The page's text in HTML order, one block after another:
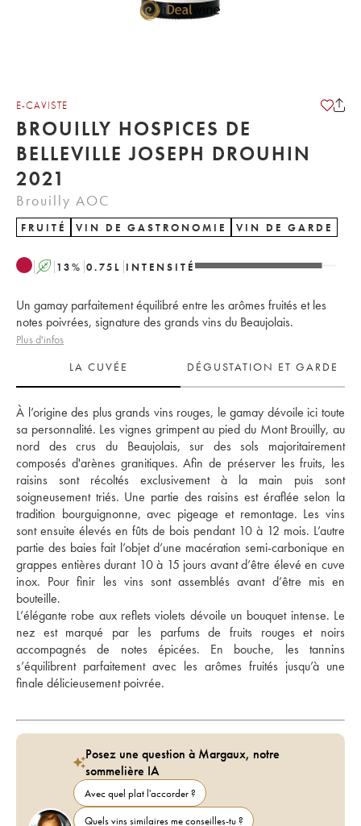
E-CAVISTE
BROUILLY HOSPICES DE
BELLEVILLE JOSEPH DROUHIN
2021
Brouilly AOC
FRUITÉ VIN DE GASTRONOMIE VIN DE GARDE
A 13% 0.75 L INTENSITÉ
Un gamay parfaitement équilibré entre les arômes fruités et les
notes poivrées, signature des grands vins du Beaujolais.
Plus d'infos
LA CUVÉE
DÉGUSTATION ET GARDE
À l’origine des plus grands vins rouges, le gamay dévoile ici toute
sa personnalité. Les vignes grimpent au pied du Mont Brouilly, au
nord des crus du Beaujolais, sur des sols majoritairement
composés d'arènes granitiques. Afin de préserver les fruits, les
raisins sont récoltés exclusivement à la main puis sont
soigneusement triés. Une partie des raisins est éraflée selon la
tradition bourguignonne, avec pigeage et remontage. Les vins
sont ensuite élevés en fûts de bois pendant 10 à 12 mois. L’autre
partie des baies fait l’objet d’une macération semi-carbonique en
grappes entières durant 10 à 15 jours avant d’être élevé en cuve
inox. Pour finir les vins sont assemblés avant d’être mis en
bouteille.
L’élégante robe aux reflets violets dévoile un bouquet intense. Le
nez est marqué par les parfums de fruits rouges et noirs
accompagnés de notes épicées. En bouche, les tannins
s’équilibrent parfaitement avec les arômes fruités jusqu’à une
finale délicieusement poivrée.
Posez une question à Margaux, notre
sommelière IA
Avec quel plat l'accorder ?
Quels vins similaires me conseilles-tu ?